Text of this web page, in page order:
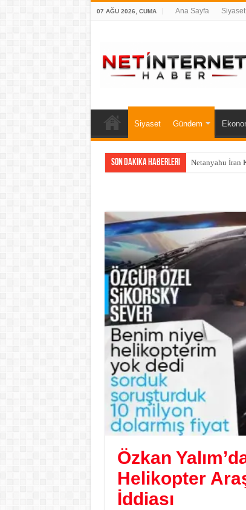
07 AĞU 2026, CUMA Ana Sayfa Siyaset
Siyaset Gündem
Son Dakika Haberleri Netanyahu İran
Özkan
Helikopter
İddiası